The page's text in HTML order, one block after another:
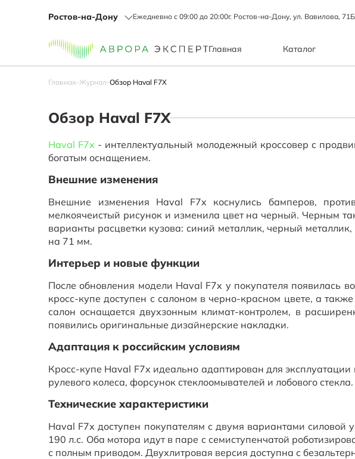
Ростов-на-Дону Ежедневно с 09:00 до 20:00г. Ростов-на-Дону, ул. Вавилова,
Главная Каталог
Главная-Журнал-Обзор Haval F7X
Обзор Haval F7X
Haval F7x - интеллектуальный молодежный кроссовер с
богатым оснащением.
Внешние изменения
Внешние изменения Haval F7x коснулись бамперов,
мелкоячеистый рисунок и изменила цвет на черный. Черным
варианты расцветки кузова: синий металлик, черный
на 71 мм.
Интерьер и новые функции
После обновления модели Haval F7x у покупателя появилась
кросс-купе доступен с салоном в черно-красном цвете, а
салон оснащается двухзонным климат-контролем, в
появились оригинальные дизайнерские накладки.
Адаптация к российским условиям
Кросс-купе Haval F7x идеально адаптирован для
рулевого колеса, форсунок стеклоомывателей и лобового стекла.
Технические характеристики
Haval F7x доступен покупателям с двумя вариантами
190 л.с. Оба мотора идут в паре с семиступенчатой
с полным приводом. Двухлитровая версия доступна с